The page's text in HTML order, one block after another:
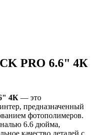
PRO 6.6" 4К
4К — это
предназначенный
фотополимеров.
6.6 дюйма,
качество деталей с